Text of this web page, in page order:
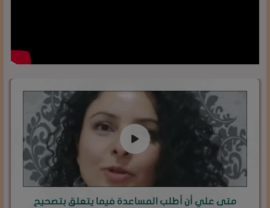
متى علي أن أطلب المساعدة فيما يتعلق بتصحيح